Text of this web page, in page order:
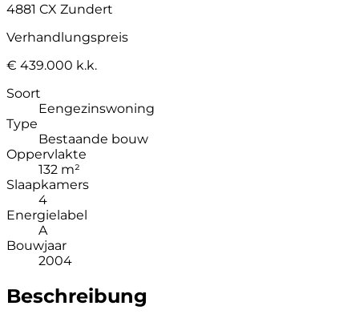
4881 CX Zundert
Verhandlungspreis
€ 439.000 k.k.
Soort
Eengezinswoning
Type
Bestaande bouw
Oppervlakte
132 m²
Slaapkamers
4
Energielabel
A
Bouwjaar
2004
Beschreibung